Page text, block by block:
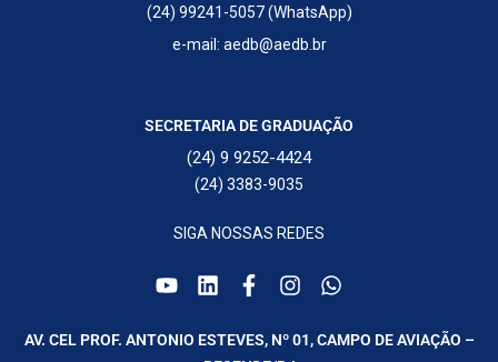
(24) 99241-5057 (WhatsApp)
e-mail: aedb@aedb.br
SECRETARIA DE GRADUAÇÃO
(24) 9 9252-4424
(24) 3383-9035
SIGA NOSSAS REDES
AV. CEL PROF. ANTONIO ESTEVES, Nº 01, CAMPO DE AVIAÇÃO –